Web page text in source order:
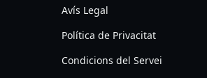
Avís Legal
Política de Privacitat
Condicions del Servei